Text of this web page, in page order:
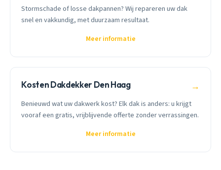
Stormschade of losse dakpannen? Wij repareren uw dak
snel en vakkundig, met duurzaam resultaat.
Meer informatie
Kosten Dakdekker Den Haag →
Benieuwd wat uw dakwerk kost? Elk dak is anders: u krijgt
vooraf een gratis, vrijblijvende offerte zonder verrassingen.
Meer informatie